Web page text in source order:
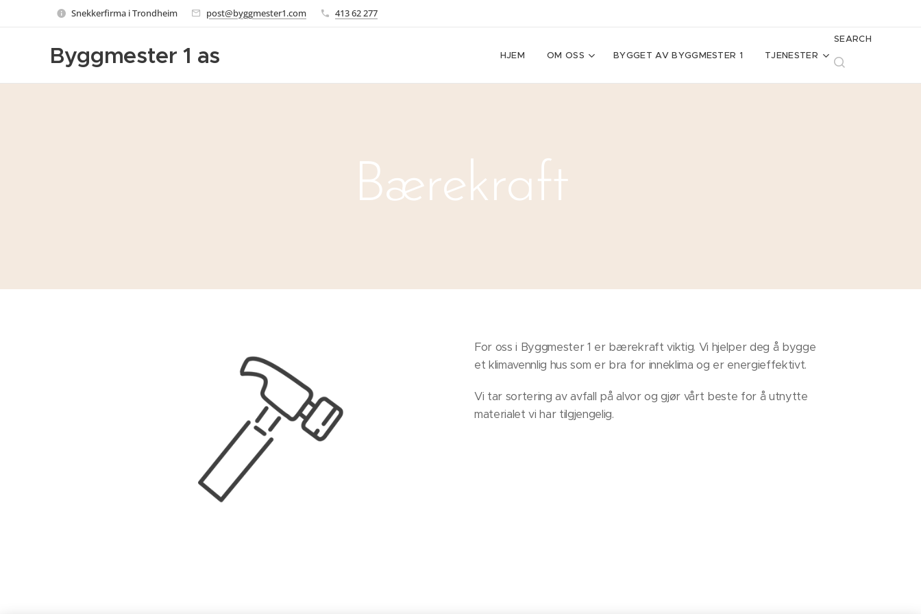
Snekkerfirma i Trondheim post@byggmester1.com 413 62 277
Byggmester 1 as HJEM OM OSS BYGGET AV BYGGMESTER 1 TJENESTER
SEARCH
Bærekraft
For oss i Byggmester 1 er bærekraft viktig. Vi hjelper deg å bygge
et klimavennlig hus som er bra for inneklima og er energieffektivt.
Vi tar sortering av avfall på alvor og gjør vårt beste for å utnytte
materialet vi har tilgjengelig.